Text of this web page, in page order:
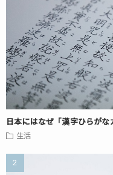
日本にはなぜ「漢字ひらが
生活